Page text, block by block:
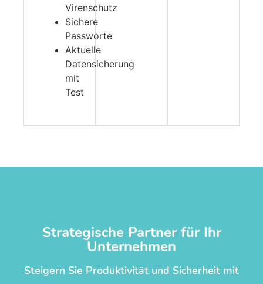
Virenschutz
Sichere
Passworte
Aktuelle
Datensicherung
mit
Test
Strategische Partner für Ihr
Unternehmen
Steigern Sie Produktivität und Sicherheit mit